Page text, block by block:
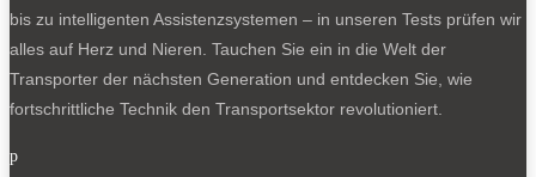
bis zu intelligenten Assistenzsystemen – in unseren Tests prüfen wir
alles auf Herz und Nieren. Tauchen Sie ein in die Welt der
Transporter der nächsten Generation und entdecken Sie, wie
fortschrittliche Technik den Transportsektor revolutioniert.
p